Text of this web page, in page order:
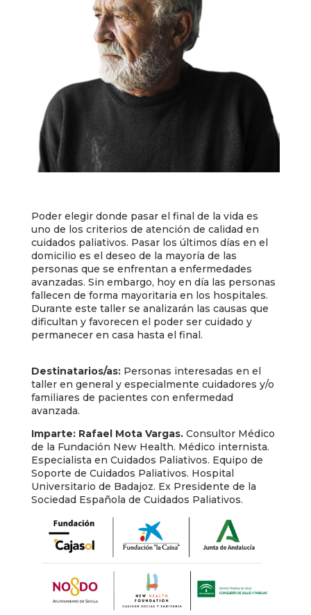
Poder elegir donde pasar el final de la vida es
uno de los criterios de atención de calidad en
cuidados paliativos. Pasar los últimos días en el
domicilio es el deseo de la mayoría de las
personas que se enfrentan a enfermedades
avanzadas. Sin embargo, hoy en día las personas
fallecen de forma mayoritaria en los hospitales.
Durante este taller se analizarán las causas que
dificultan y favorecen el poder ser cuidado y
permanecer en casa hasta el final.
Destinatarios/as: Personas interesadas en el
taller en general y especialmente cuidadores y/o
familiares de pacientes con enfermedad
avanzada.
Imparte:Rafael Mota Vargas. Consultor Médico
de la Fundación New Health. Médico internista.
Especialista en Cuidados Paliativos. Equipo de
Soporte de Cuidados Paliativos. Hospital
Universitario de Badajoz. Ex Presidente de la
Sociedad Española de Cuidados Paliativos.